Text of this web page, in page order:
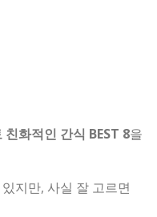
친화적인 간식 BEST 8을
지만, 사실 잘 고르면